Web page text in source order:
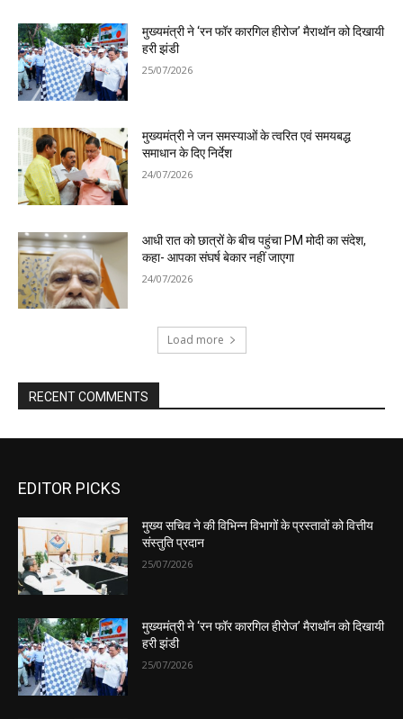
EDITOR PICKS
मुख्य सचिव ने की विभिन्न विभागों के प्रस्तावों को वित्तीय
संस्तुति प्रदान
25/07/2026
मुख्यमंत्री ने ‘रन फॉर कारगिल हीरोज’ मैराथॉन को दिखायी
हरी झंडी
25/07/2026